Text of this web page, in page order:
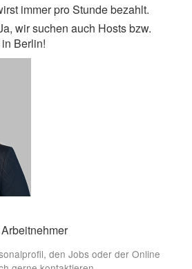
immer pro Stunde bezahlt.
wir suchen auch Hosts bzw.
Berlin!
den Jobs oder der Online